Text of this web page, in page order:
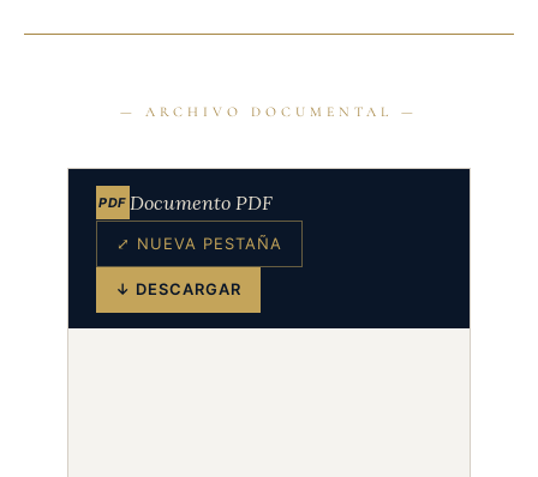
PDF Documento PDF
⤢ NUEVA PESTAÑA
↓ DESCARGAR